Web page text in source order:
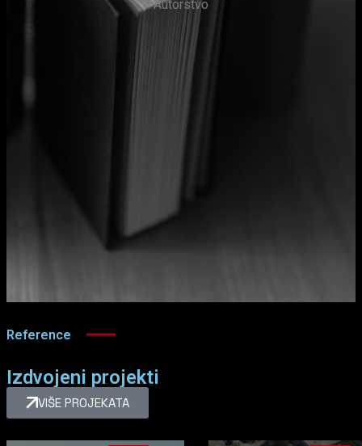
Autorstvo
Reference
Izdvojeni projekti​
VIŠE PROJEKATA